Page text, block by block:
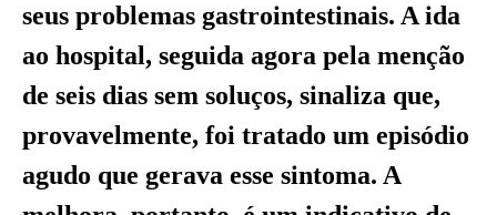
seus problemas gastrointestinais. A ida
ao hospital, seguida agora pela menção
de seis dias sem soluços, sinaliza que,
provavelmente, foi tratado um episódio
agudo que gerava esse sintoma. A